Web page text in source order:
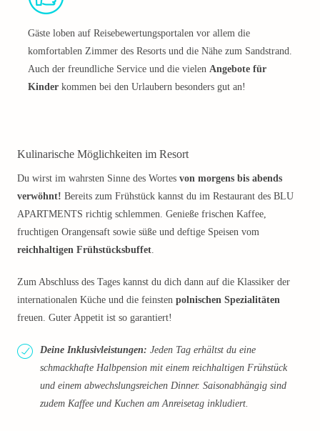
Gäste loben auf Reisebewertungsportalen vor allem die
komfortablen Zimmer des Resorts und die Nähe zum Sandstrand.
Auch der freundliche Service und die vielen Angebote für
Kinder kommen bei den Urlaubern besonders gut an!
Kulinarische Möglichkeiten im Resort
Du wirst im wahrsten Sinne des Wortes von morgens bis abends
verwöhnt! Bereits zum Frühstück kannst du im Restaurant des BLU
APARTMENTS richtig schlemmen. Genieße frischen Kaffee,
fruchtigen Orangensaft sowie süße und deftige Speisen vom
reichhaltigen Frühstücksbuffet.
Zum Abschluss des Tages kannst du dich dann auf die Klassiker der
internationalen Küche und die feinsten polnischen Spezialitäten
freuen. Guter Appetit ist so garantiert!
Deine Inklusivleistungen: Jeden Tag erhältst du eine
schmackhafte Halbpension mit einem reichhaltigen Frühstück
und einem abwechslungsreichen Dinner. Saisonabhängig sind
zudem Kaffee und Kuchen am Anreisetag inkludiert.